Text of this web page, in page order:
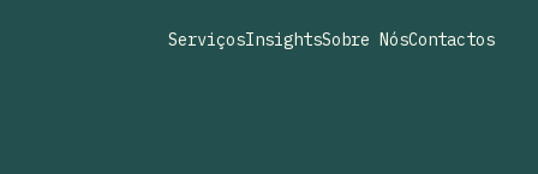
ServiçosInsightsSobre NósContactos